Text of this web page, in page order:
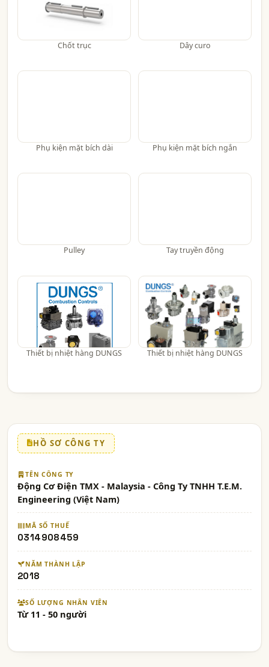
Chốt trục Dây curo
Phụ kiện mặt bích dài Phụ kiện mặt bích ngắn
Pulley Tay truyền động
Thiết bị nhiệt hàng DUNGS Thiết bị nhiệt hàng DUNGS
HỒ SƠ CÔNG TY
TÊN CÔNG TY
Động Cơ Điện TMX - Malaysia - Công Ty TNHH T.E.M.
Engineering (Việt Nam)
MÃ SỐ THUẾ
0314908459
NĂM THÀNH LẬP
2018
SỐ LƯỢNG NHÂN VIÊN
Từ 11 - 50 người